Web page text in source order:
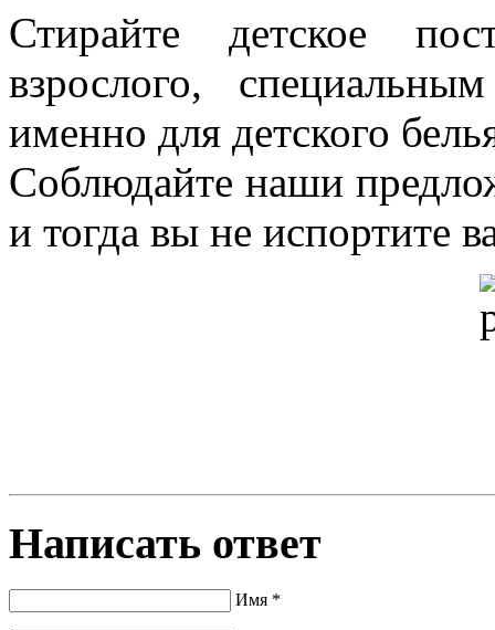
Стирайте детское
взрослого,
именно для детского
Соблюдайте наши
и тогда вы не испортите
Написать ответ
Имя *